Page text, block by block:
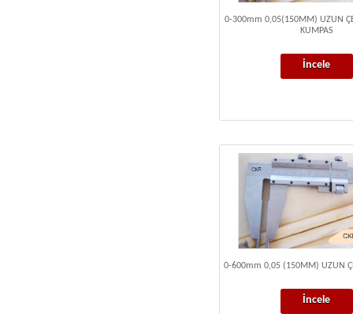
0-300mm 0,05(150MM) UZUN
KUMPAS
İncele
0-600mm 0,05 (150MM) UZUN
İncele